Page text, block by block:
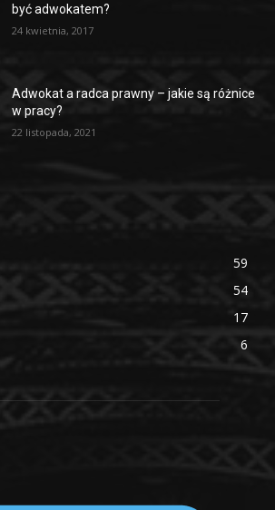
być adwokatem?
24 kwietnia, 2017
Adwokat a radca prawny – jakie są różnice
w pracy?
22 listopada, 2021
59
54
17
6